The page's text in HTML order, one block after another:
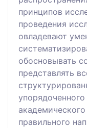
принципов
проведения
овладевают
обосновывать
представлять
правильного